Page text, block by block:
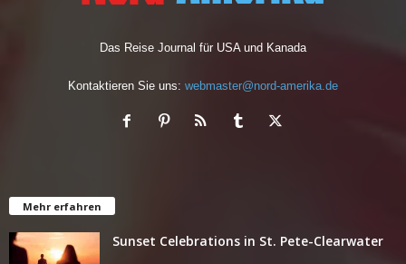
Das Reise Journal für USA und Kanada
Kontaktieren Sie uns: webmaster@nord-amerika.de
Mehr erfahren
Sunset Celebrations in St. Pete-Clearwater